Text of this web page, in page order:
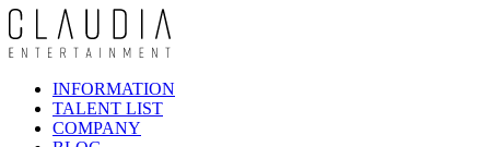
INFORMATION
TALENT LIST
COMPANY